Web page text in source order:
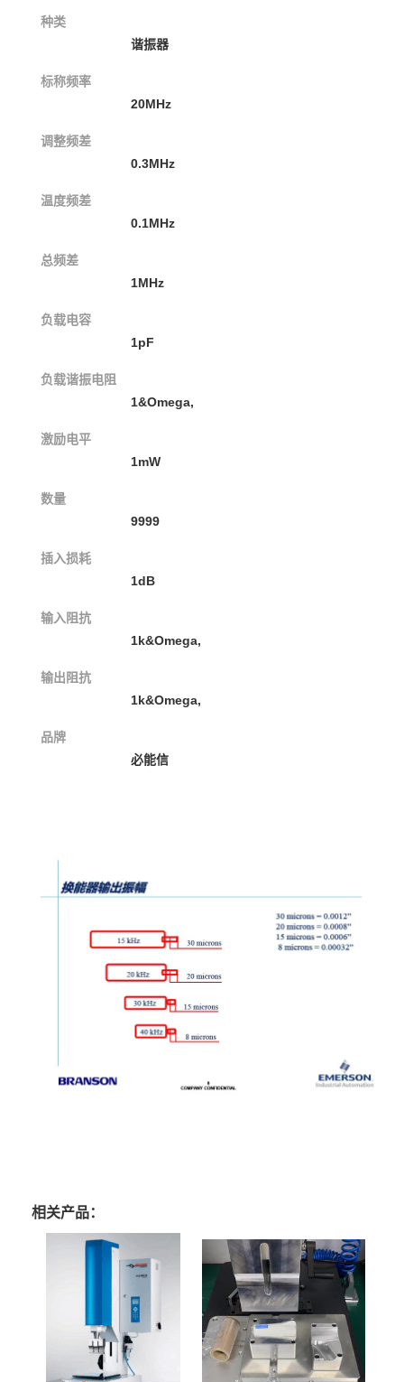
种类
谐振器
标称频率
20MHz
调整频差
0.3MHz
温度频差
0.1MHz
总频差
1MHz
负载电容
1pF
负载谐振电阻
1&Omega,
激励电平
1mW
数量
9999
插入损耗
1dB
输入阻抗
1k&Omega,
输出阻抗
1k&Omega,
品牌
必能信
相关产品：